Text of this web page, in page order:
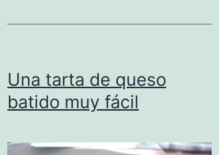
Una tarta de queso
batido muy fácil